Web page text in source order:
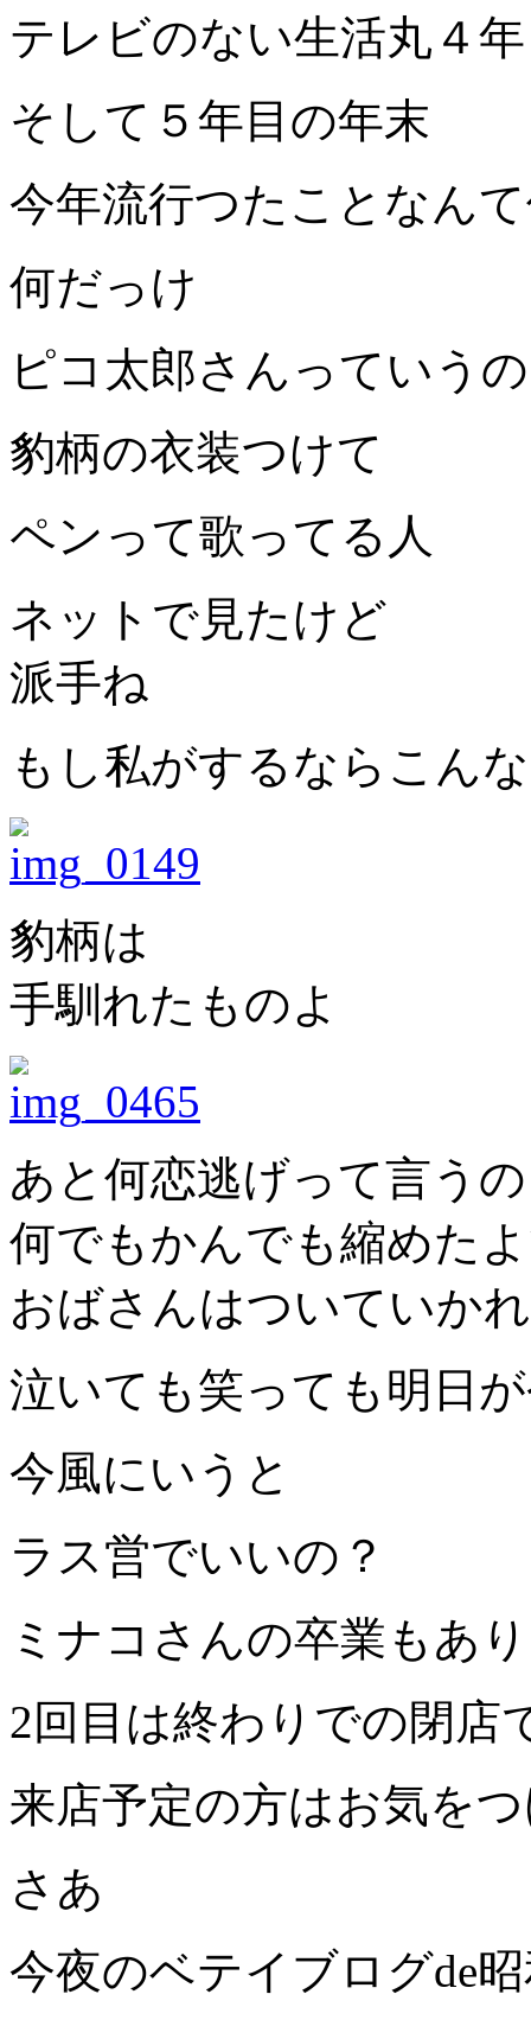
テレビのない生活丸４年
そして５年目の年末
今年流行つたことなん
何だっけ
ピコ太郎さんっていうの
豹柄の衣装つけて
ペンって歌ってる人
ネットで見たけど
派手ね
もし私がするならこん
豹柄は
手馴れたものよ
あと何恋逃げって言うの
何でもかんでも縮めた
おばさんはついていか
泣いても笑っても明日
今風にいうと
ラス営でいいの？
ミナコさんの卒業もあ
2回目は終わりでの閉店
来店予定の方はお気を
さあ
今夜のベテイブログde